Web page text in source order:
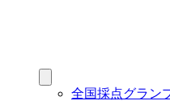
全国採点グラン